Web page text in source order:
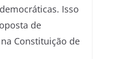
Isso
de
Constituição de